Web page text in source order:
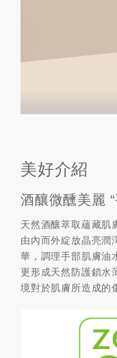
美好介紹
酒釀微醺美麗
天然酒釀萃取蘊藏肌
由內而外綻放晶亮潤
華，調理手部肌膚油
更形成天然防護鎖水
境對於肌膚所造成的